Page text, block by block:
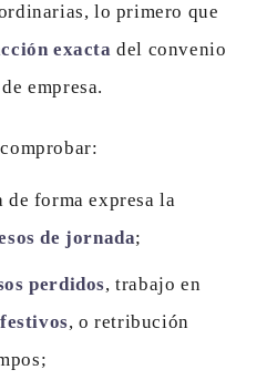
lo primero que
exacta del convenio
empresa.
forma expresa la
de jornada;
perdidos, trabajo en
, o retribución